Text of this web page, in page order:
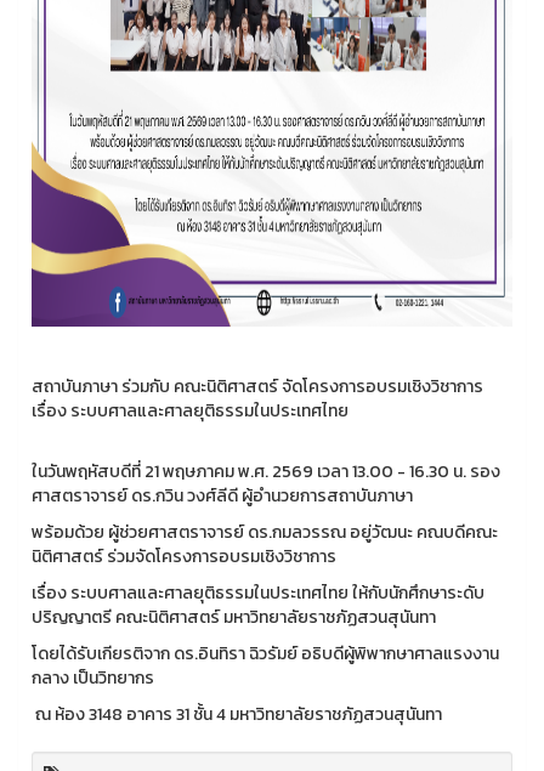
สถาบันภาษา ร่วมกับ คณะนิติศาสตร์ จัดโครงการอบรมเชิงวิชาการ
เรื่อง ระบบศาลและศาลยุติธรรมในประเทศไทย
ในวันพฤหัสบดีที่ 21 พฤษภาคม พ.ศ. 2569 เวลา 13.00 - 16.30 น. รอง
ศาสตราจารย์ ดร.กวิน วงศ์ลีดี ผู้อำนวยการสถาบันภาษา
พร้อมด้วย ผู้ช่วยศาสตราจารย์ ดร.กมลวรรณ อยู่วัฒนะ คณบดีคณะ
นิติศาสตร์ ร่วมจัดโครงการอบรมเชิงวิชาการ
เรื่อง ระบบศาลและศาลยุติธรรมในประเทศไทย ให้กับนักศึกษาระดับ
ปริญญาตรี คณะนิติศาสตร์ มหาวิทยาลัยราชภัฏสวนสุนันทา
โดยได้รับเกียรติจาก ดร.อินทิรา ฉิวรัมย์ อธิบดีผู้พิพากษาศาลแรงงาน
กลาง เป็นวิทยากร
ณ ห้อง 3148 อาคาร 31 ชั้น 4 มหาวิทยาลัยราชภัฏสวนสุนันทา